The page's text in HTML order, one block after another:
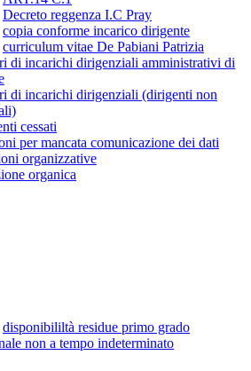
Decreto reggenza I.C Pray
copia conforme incarico dirigente
curriculum vitae De Pabiani Patrizia
di incarichi dirigenziali amministrativi di
di incarichi dirigenziali (dirigenti non
cessati
per mancata comunicazione dei dati
organizzative
organica
disponibililtà residue primo grado
non a tempo indeterminato